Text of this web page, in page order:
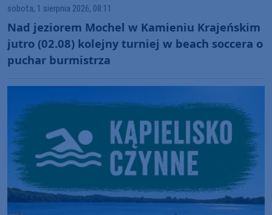
sobota, 1 sierpnia 2026, 08:11
Nad jeziorem Mochel w Kamieniu Krajeńskim
jutro (02.08) kolejny turniej w beach soccera o
puchar burmistrza